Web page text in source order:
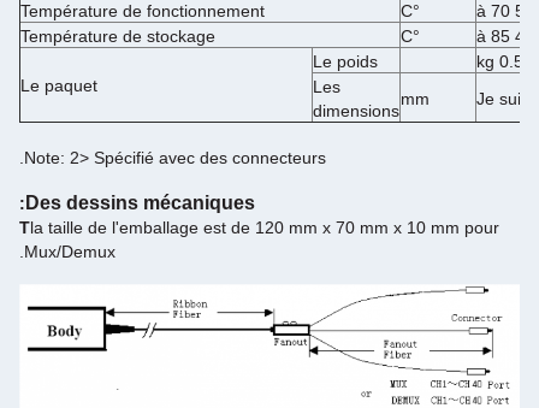
Température de fonctionnement
°C
5 à 70
Température de stockage
°C
Le paquet
Le poids
0.5 kg
Les
dimensions
mm Je suis
Note: 2> Spécifié avec des connecteurs.
Des dessins mécaniques
:
Tla taille de l'emballage est de 120 mm x 70 mm x 10 mm pour
Mux/Demux.